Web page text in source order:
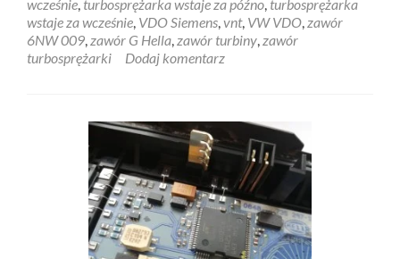
wcześnie, turbosprężarka wstaje za późno, turbosprężarka
wstaje za wcześnie, VDO Siemens,vnt, VW VDO,zawór
6NW 009,zawór G Hella,zawór turbiny,zawór
turbosprężarki
Dodaj komentarz